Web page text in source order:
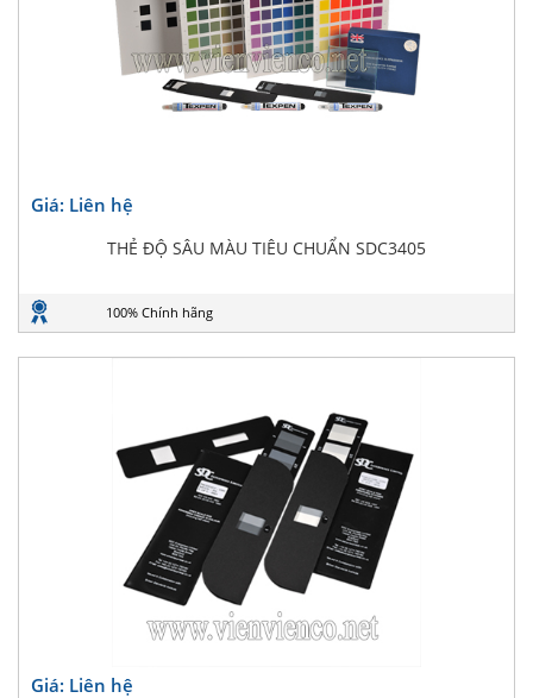
Giá: Liên hệ
THẺ ĐỘ SÂU MÀU TIÊU CHUẨN SDC3405
100% Chính hãng
Giá: Liên hệ